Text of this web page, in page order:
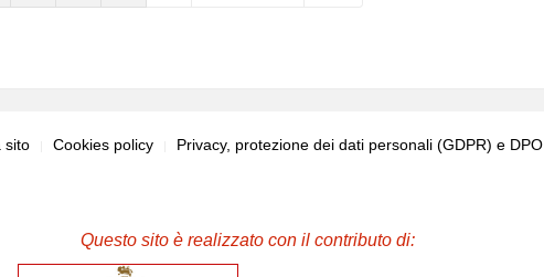
sito Cookies policy Privacy, protezione dei dati personali (GDPR) e DPO
Questo sito è realizzato con il contributo di: